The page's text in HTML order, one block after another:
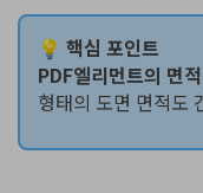
💡 핵심 포인트
PDF엘리먼트의 면
형태의 도면 면적도